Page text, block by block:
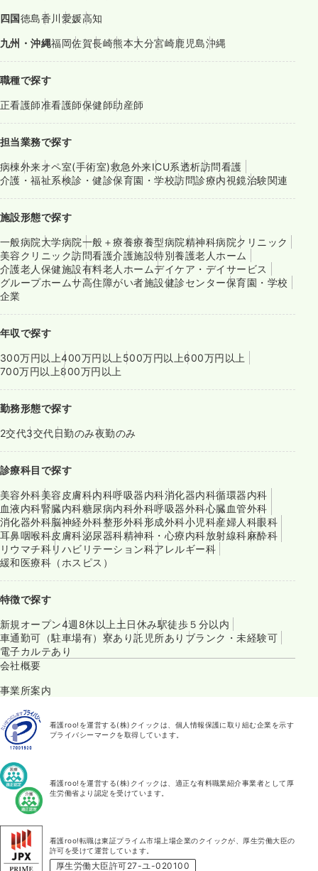
四国徳島香川愛媛高知
九州・沖縄福岡佐賀長崎熊本大分宮崎鹿児島沖縄
職種で探す
正看護師准看護師保健師助産師
担当業務で探す
病棟外来オペ室(手術室)救急外来ICU系透析訪問看護
介護・福祉系検診・健診保育園・学校訪問診療内視鏡治験関連
施設形態で探す
一般病院大学病院一般＋療養療養型病院精神科病院クリニック
美容クリニック訪問看護介護施設特別養護老人ホーム
介護老人保健施設有料老人ホームデイケア・デイサービス
グループホームサ高住障がい者施設健診センター保育園・学校
企業
年収で探す
300万円以上400万円以上 500万円以上600万円以上
700万円以上800万円以上
勤務形態で探す
2交代3交代日勤のみ夜勤のみ
診療科目で探す
美容外科美容皮膚科内科呼吸器内科消化器内科循環器内科
血液内科腎臓内科糖尿病内科外科呼吸器外科心臓血管外科
消化器外科脳神経外科整形外科形成外科小児科産婦人科眼科
耳鼻咽喉科皮膚科泌尿器科精神科・心療内科放射線科麻酔科
リウマチ科リハビリテーション科アレルギー科
緩和医療科（ホスピス）
特徴で探す
新規オープン4週8休以上 土日休み駅徒歩５分以内
車通勤可（駐車場有） 寮あり託児所あり ブランク・未経験可
電子カルテあり
会社概要
事業所案内
看護roo!を運営する(株)クイックは、個人情報保護に取り組む企業を示す
プライバシーマークを取得しています。
看護roo!を運営する(株)クイックは、適正な有料職業紹介事業者として厚
生労働省より認定を受けています。
看護roo!転職は東証プライム市場上場企業のクイックが、厚生労働大臣の
許可を受けて運営しています。
厚生労働大臣許可27-ユ-020100